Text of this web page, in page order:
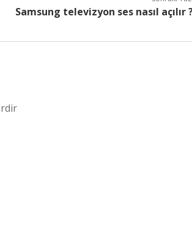
Samsung televizyon ses nasıl açılır